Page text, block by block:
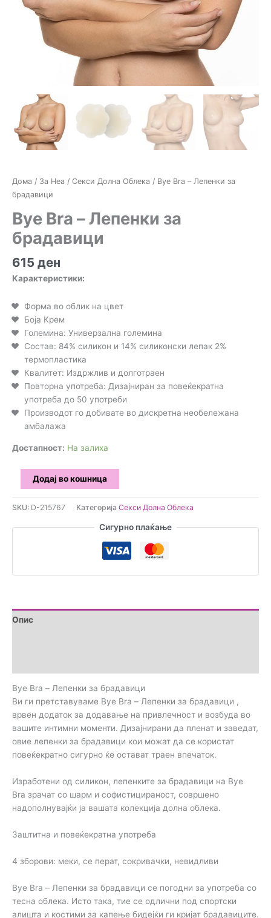
Дома / За Неа / Секси Долна Облека / Bye Bra – Лепенки за
брадавици
Bye Bra – Лепенки за
брадавици
615 ден
Карактеристики:
Форма во облик на цвет
Боја Крем
Големина: Универзална големина
Состав: 84% силикон и 14% силиконски лепак 2%
термопластика
Квалитет: Издржлив и долготраен
Повторна употреба: Дизајниран за повеќекратна
употреба до 50 употреби
Производот го добивате во дискретна необележана
амбалажа
Достапност: На залиха
Bra
за
Додај во кошница
SKU: D-215767 Категорија Секси Долна Облека
Сигурно плаќање
Опис
Bye Bra – Лепенки за брадавици
Ви ги претставуваме Bye Bra – Лепенки за брадавици ,
врвен додаток за додавање на привлечност и возбуда во
вашите интимни моменти. Дизајнирани да пленат и заведат,
овие лепенки за брадавици кои можат да се користат
повеќекратно сигурно ќе остават траен впечаток.
Изработени од силикон, лепенките за брадавици на Bye
Bra зрачат со шарм и софистицираност, совршено
надополнувајќи ја вашата колекција долна облека.
Заштитна и повеќекратна употреба
4 зборови: меки, се перат, сокривачки, невидливи
Bye Bra – Лепенки за брадавици се погодни за употреба со
тесна облека. Исто така, тие се одлични под спортски
алишта и костими за капење бидејќи ги кријат брадавиците.